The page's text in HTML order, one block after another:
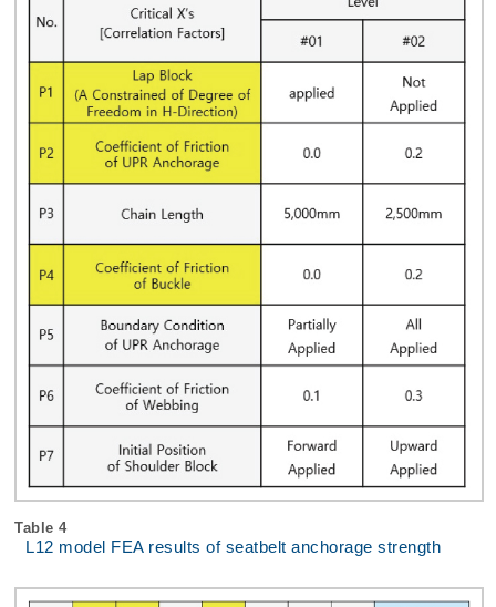
Table 4
L12 model FEA results of seatbelt anchorage strength